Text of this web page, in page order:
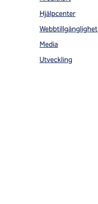
Hjälpcenter
Webbtillgänglighet
Media
Utveckling